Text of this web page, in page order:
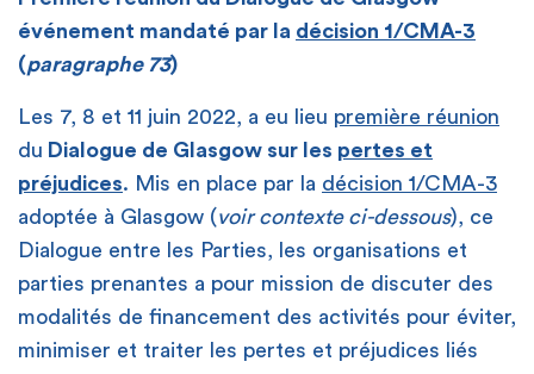
événement mandaté par la décision 1/CMA-3
(paragraphe 73)
Les 7, 8 et 11 juin 2022, a eu lieu première réunion
du Dialogue de Glasgow sur les pertes et
préjudices. Mis en place par la décision 1/CMA-3
adoptée à Glasgow (voir contexte ci-dessous), ce
Dialogue entre les Parties, les organisations et
parties prenantes a pour mission de discuter des
modalités de financement des activités pour éviter,
minimiser et traiter les pertes et préjudices liés